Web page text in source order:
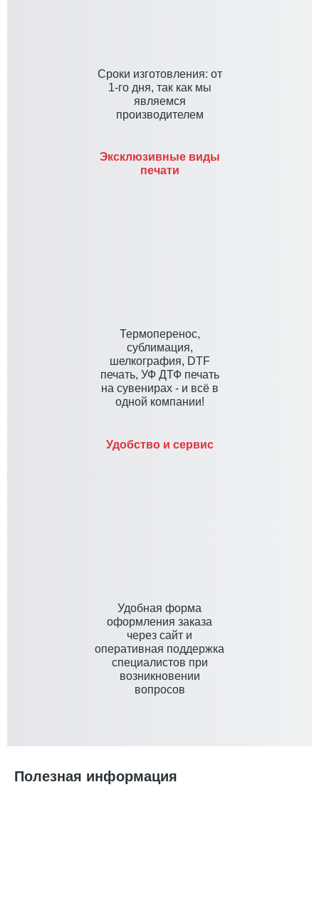
Cроки изготовления: от
1-го дня, так как мы
являемся
производителем
Эксклюзивные виды
печати
Термоперенос,
сублимация,
шелкография, DTF
печать, УФ ДТФ печать
на сувенирах - и всё в
одной компании!
Удобство и сервис
Удобная форма
оформления заказа
через сайт и
оперативная поддержка
специалистов при
возникновении
вопросов
Полезная информация